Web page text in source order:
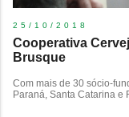
25/10/2018
Cooperativa
Brusque
Com mais de 30 sócio-
Paraná, Santa Catarina e